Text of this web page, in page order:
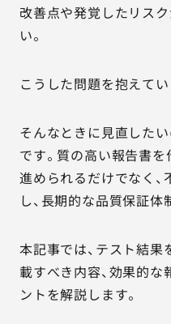
サービスお
※その他のご
改善点や発覚したリス
い。
こうした問題を抱えて
そんなときに見直したい
です。質の高い報告書
進められるだけでなく
し、長期的な品質保証体
本記事では、テスト結
載すべき内容、効果的
ントを解説します。